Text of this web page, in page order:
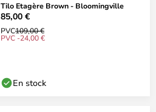
Tilo Etagère Brown - Bloomingville
85,00 €
PVC109,00 €
PVC -24,00 €
En stock